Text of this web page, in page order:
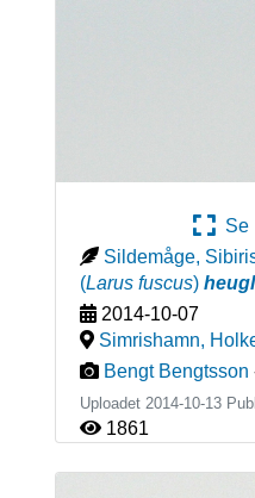
Se
Sildemåge,
(Larus fuscus)
2014-10-07
Simrishamn,
Bengt Bengtsson
Uploadet 2014-10-13
1861